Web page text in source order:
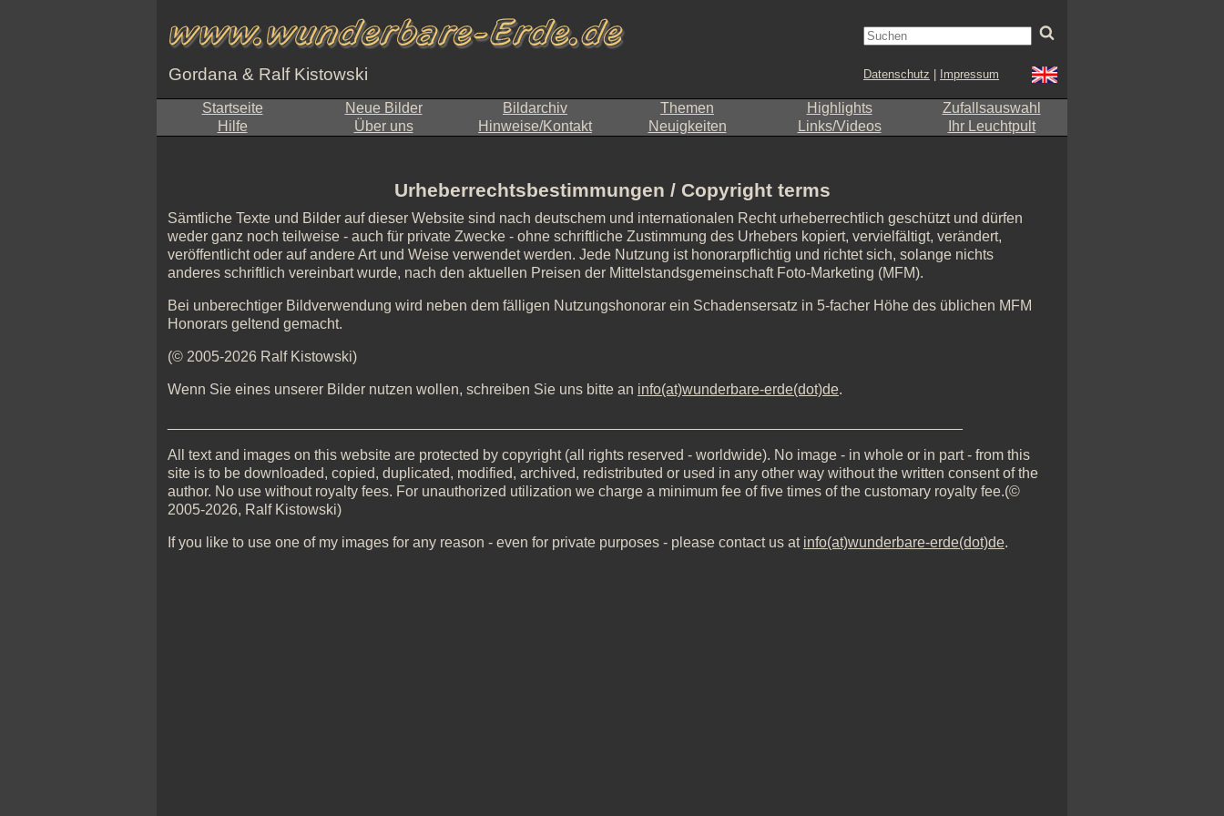
Gordana & Ralf Kistowski Datenschutz Impressum
Startseite Neue Bilder Bildarchiv Themen Highlights
Zufallsauswahl
Hilfe
Über uns Hinweise/Kontakt Neuigkeiten Links/Videos Ihr Leuchtpult
Urheberrechtsbestimmungen / Copyright terms
Sämtliche Texte und Bilder auf dieser Website sind nach deutschem und internationalen Recht urheberrechtlich geschützt und dürfen
weder ganz noch teilweise - auch für private Zwecke - ohne schriftliche Zustimmung des Urhebers kopiert, vervielfältigt, verändert,
veröffentlicht oder auf andere Art und Weise verwendet werden. Jede Nutzung ist honorarpflichtig und richtet sich, solange nichts
anderes schriftlich vereinbart wurde, nach den aktuellen Preisen der Mittelstandsgemeinschaft Foto-Marketing (MFM).
Bei unberechtiger Bildverwendung wird neben dem fälligen Nutzungshonorar ein Schadensersatz in 5-facher Höhe des üblichen MFM
Honorars geltend gemacht.
(© 2005-2026 Ralf Kistowski)
Wenn Sie eines unserer Bilder nutzen wollen, schreiben Sie uns bitte an info(at)wunderbare-erde(dot)de.
All text and images on this website are protected by copyright (all rights reserved - worldwide). No image - in whole or in part - from this
site is to be downloaded, copied, duplicated, modified, archived, redistributed or used in any other way without the written consent of the
author. No use without royalty fees. For unauthorized utilization we charge a minimum fee of five times of the customary royalty fee.(©
2005-2026, Ralf Kistowski)
If you like to use one of my images for any reason - even for private purposes - please contact us at info(at)wunderbare-erde(dot)de.